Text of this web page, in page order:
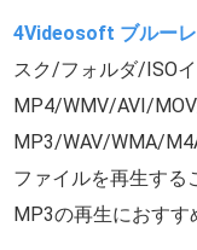
4Videosoft ブルー
スク/フォルダ/ISO
MP4/WMV/AVI/
MP3/WAV/WMA/
ファイルを再生する
MP3の再生におすす